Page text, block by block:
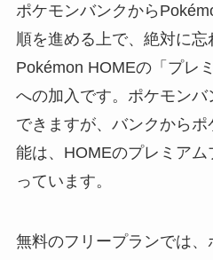
ポケモンバンクから
順を進める上で、絶対に忘
Pokémon HOMEの「プレ
への加入です。ポケモンバ
できますが、バンクから
能は、HOMEのプレミア
っています。
無料のフリープランでは